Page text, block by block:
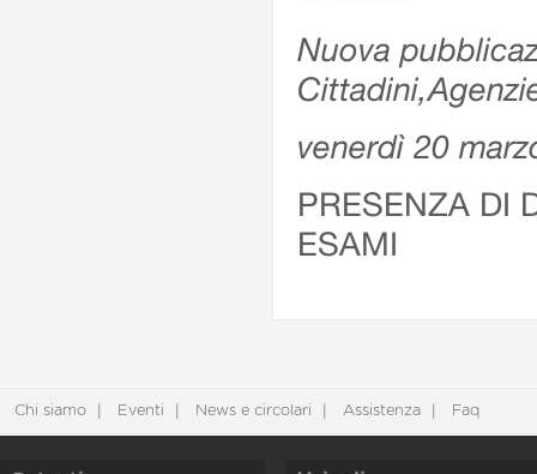
Nuova
venerdì 20
PRESENZA DI
ESAMI
Chi siamo Eventi News e circolari Assistenza Faq